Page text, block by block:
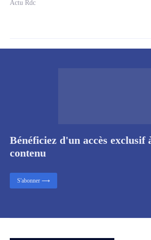
Actu Rdc
Bénéficiez d'un accès exclusif
contenu
S'abonner ⟶